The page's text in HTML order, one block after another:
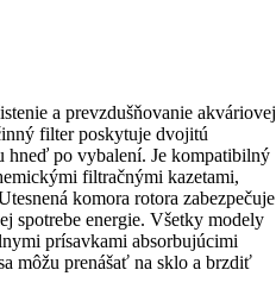
a prevzdušňovanie akváriovej
filter poskytuje dvojitú
po vybalení. Je kompatibilný
filtračnými kazetami,
komora rotora zabezpečuje
spotrebe energie. Všetky modely
prísavkami absorbujúcimi
môžu prenášať na sklo a brzdiť